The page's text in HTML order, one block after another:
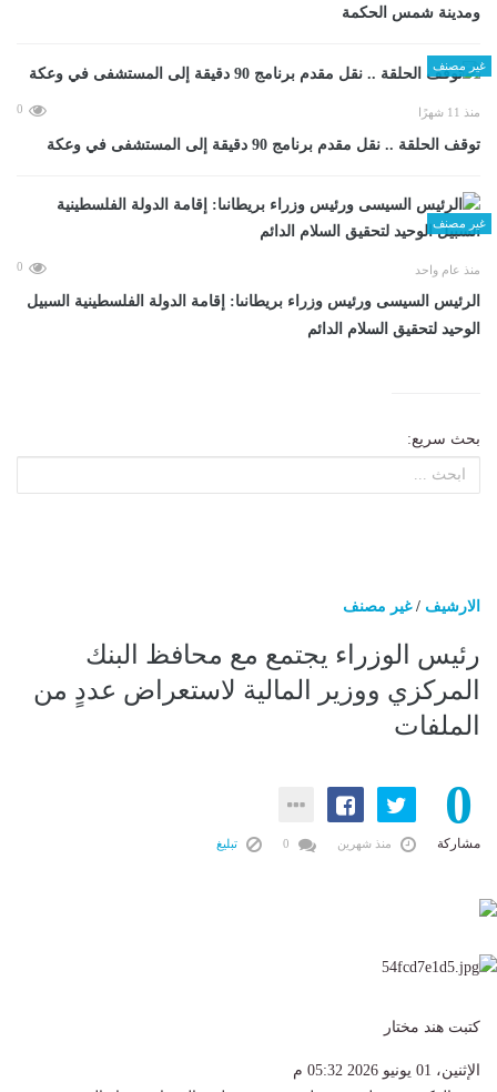
ومدينة شمس الحكمة
غير مصنف
منذ 11 شهرًا 0
توقف الحلقة .. نقل مقدم برنامج 90 دقيقة إلى المستشفى في وعكة
غير مصنف
منذ عام واحد 0
الرئيس السيسى ورئيس وزراء بريطانىا: إقامة الدولة الفلسطينية السبيل
الوحيد لتحقيق السلام الدائم
بحث سريع:
الارشيف /غير مصنف
رئيس الوزراء يجتمع مع محافظ البنك
المركزي ووزير المالية لاستعراض عددٍ من
الملفات
0
مشاركة منذ شهرين تبليغ
كتبت هند مختار
الإثنين، 01 يونيو 2026 05:32 م